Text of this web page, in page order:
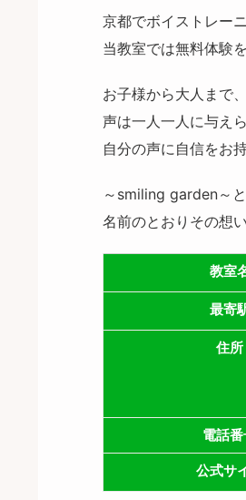
京都でボイストレー
当教室では無料体験
お子様から大人まで
声は一人一人に与え
自分の声に自信をお
～smiling garden～
名前のとおりその想
教室
最寄
住所
電話
公式サ